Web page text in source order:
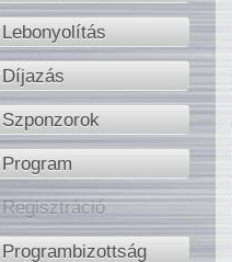
Lebonyolítás
Díjazás
Szponzorok
Program
Regisztráció
Programbizottság